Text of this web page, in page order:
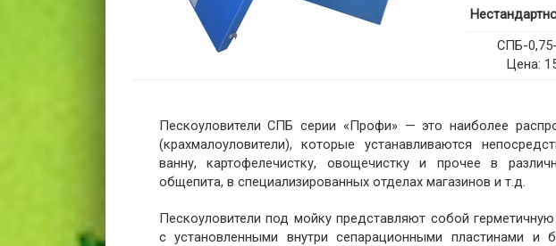
СПБ-
Цена:
Пескоуловители СПБ серии «Профи» — это наиболее
(крахмалоуловители), которые устанавливаются
ванну, картофелечистку, овощечистку и прочее в
общепита, в специализированных отделах магазинов и т.д.
Пескоуловители под мойку представляют собой
с установленными внутри сепарационными пластинами